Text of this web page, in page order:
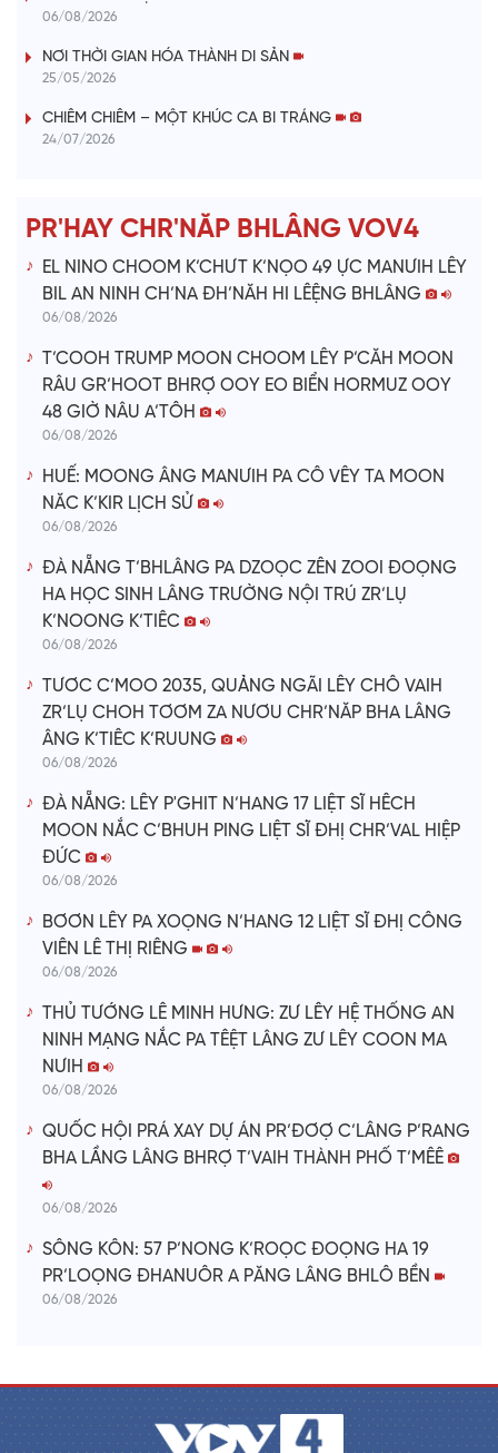
V
i
e
o
06/08/2026
NƠI THỜI GIAN HÓA THÀNH DI SẢN
25/05/2026
CHIÊM CHIÊM – MỘT KHÚC CA BI TRÁNG
24/07/2026
PR'HAY CHR'NĂP BHLÂNG VOV4
EL NINO CHOOM K’CHƯT K’NỌO 49 ỰC MANƯIH LÊY
BIL AN NINH CH’NA ĐH’NĂH HI LÊỆNG BHLÂNG
06/08/2026
T’COOH TRUMP MOON CHOOM LÊY P’CĂH MOON
RÂU GR’HOOT BHRỢ OOY EO BIỂN HORMUZ OOY
48 GIỜ NÂU A’TÔH
06/08/2026
HUẾ: MOONG ÂNG MANƯIH PA CÔ VÊY TA MOON
NĂC K’KIR LỊCH SỬ
06/08/2026
ĐÀ NẴNG T’BHLÂNG PA DZOỌC ZÊN ZOOI ĐOỌNG
HA HỌC SINH LÂNG TRƯỜNG NỘI TRÚ ZR’LỤ
K’NOONG K’TIÊC
06/08/2026
TƯƠC C’MOO 2035, QUẢNG NGÃI LÊY CHÔ VAIH
ZR’LỤ CHOH TƠƠM ZA NƯƠU CHR’NĂP BHA LÂNG
ÂNG K’TIÊC K’RUUNG
06/08/2026
ĐÀ NẴNG: LÊY P'GHIT N’HANG 17 LIỆT SĨ HÊCH
MOON NẮC C’BHUH PING LIỆT SĨ ĐHỊ CHR’VAL HIỆP
ĐỨC
06/08/2026
BƠƠN LÊY PA XOỌNG N’HANG 12 LIỆT SĨ ĐHỊ CÔNG
VIÊN LÊ THỊ RIÊNG
06/08/2026
THỦ TƯỚNG LÊ MINH HƯNG: ZƯ LÊY HỆ THỐNG AN
NINH MẠNG NẮC PA TÊỆT LÂNG ZƯ LÊY COON MA
NƯIH
06/08/2026
QUỐC HỘI PRÁ XAY DỰ ÁN PR’ĐƠỢ C’LÂNG P’RANG
BHA LẦNG LÂNG BHRỢ T’VAIH THÀNH PHỐ T’MÊÊ
06/08/2026
SÔNG KÔN: 57 P’NONG K’ROỌC ĐOỌNG HA 19
PR’LOỌNG ĐHANUÔR A PĂNG LÂNG BHLÔ BỀN
06/08/2026